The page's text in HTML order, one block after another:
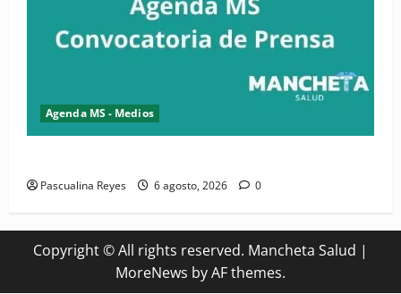
Agenda MS - Medios
Pascualina Reyes 6 agosto, 2026 0
Copyright © All rights reserved. Mancheta Salud |
MoreNews by AF themes.